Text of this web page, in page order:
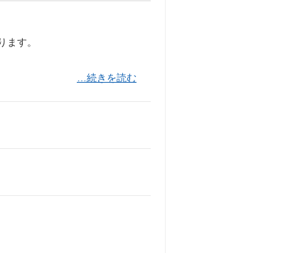
す。
…続きを読む